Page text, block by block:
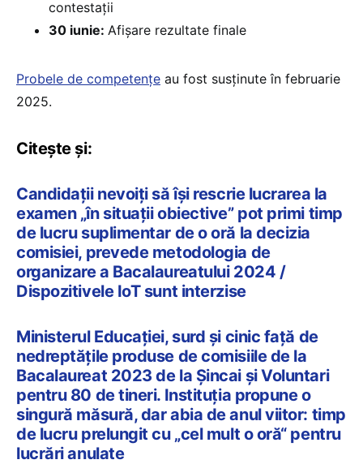
contestații
30 iunie: Afișare rezultate finale
Probele de competențe au fost susținute în februarie
2025.
Citește și:
Candidații nevoiți să își rescrie lucrarea la
examen „în situații obiective” pot primi timp
de lucru suplimentar de o oră la decizia
comisiei, prevede metodologia de
organizare a Bacalaureatului 2024 /
Dispozitivele IoT sunt interzise
Ministerul Educației, surd și cinic față de
nedreptățile produse de comisiile de la
Bacalaureat 2023 de la Șincai și Voluntari
pentru 80 de tineri. Instituția propune o
singură măsură, dar abia de anul viitor: timp
de lucru prelungit cu „cel mult o oră“ pentru
lucrări anulate